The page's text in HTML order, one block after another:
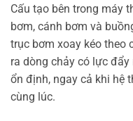
Cấu tạo bên trong máy
bơm, cánh bơm và
trục bơm xoay kéo theo
ra dòng chảy có lực
ổn định, ngay cả khi hệ
cùng lúc.